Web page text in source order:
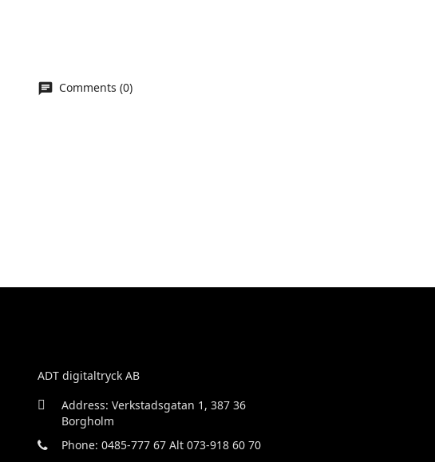
Comments (0)
ADT digitaltryck AB
Address: Verkstadsgatan 1, 387 36
Borgholm
Phone: 0485-777 67 Alt 073-918 60 70